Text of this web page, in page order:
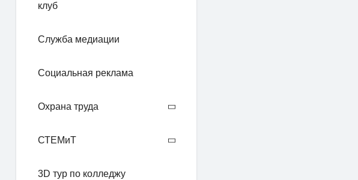
клуб
Служба медиации
Социальная реклама
Охрана труда
СТЕМиТ
3D тур по колледжу